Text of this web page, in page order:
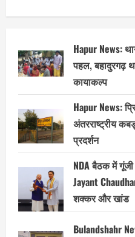
Hapur News:
पहल, बहादुरगढ़
कायाकल्प
Hapur News:
अंतरराष्ट्रीय
प्रदर्शन
NDA बैठक में
Jayant
शक्कर और खांड
Bulandshahr